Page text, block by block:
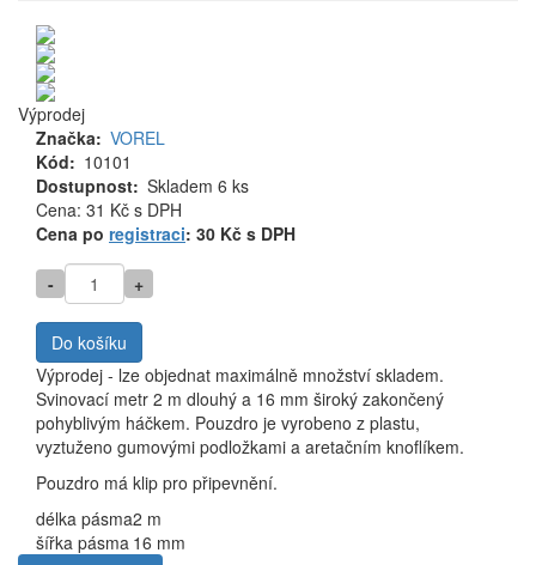
Výprodej
Značka VOREL
Kód
10101
Dostupnost Skladem 6 ks
Cena
MJ
Cena: 31 Kč s DPH
Cena po registraci: 30 Kč s DPH
- +
Do košíku
Výprodej - lze objednat maximálně množství skladem.
Svinovací metr 2 m dlouhý a 16 mm široký zakončený
pohyblivým háčkem. Pouzdro je vyrobeno z plastu,
vyztuženo gumovými podložkami a aretačním knoflíkem.
Pouzdro má klip pro připevnění.
délka pásma2 m
šířka pásma 16 mm